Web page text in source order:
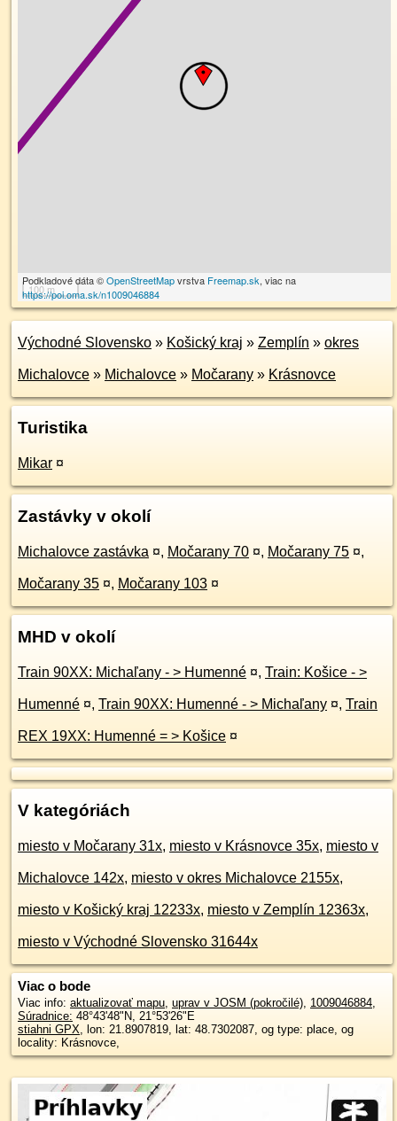
100 m
Podkladové dáta ©OpenStreetMapvrstva Freemap.sk, viac na
https://poi.oma.sk/n1009046884
Východné Slovensko » Košický kraj » Zemplín » okres
Michalovce » Michalovce » Močarany » Krásnovce
Turistika
Mikar ¤
Zastávky v okolí
Michalovce zastávka ¤, Močarany 70 ¤, Močarany 75 ¤,
Močarany 35 ¤, Močarany 103 ¤
MHD v okolí
Train 90XX: Michaľany - > Humenné ¤, Train: Košice - >
Humenné ¤, Train 90XX: Humenné - > Michaľany ¤, Train
REX 19XX: Humenné = > Košice ¤
V kategóriách
miesto v Močarany 31x, miesto v Krásnovce 35x, miesto v
Michalovce 142x, miesto v okres Michalovce 2155x,
miesto v Košický kraj 12233x, miesto v Zemplín 12363x,
miesto v Východné Slovensko 31644x
Viac o bode
Viac info: aktualizovať mapu, uprav v JOSM (pokročilé), 1009046884,
Súradnice: 48°43'48"N, 21°53'26"E
stiahni GPX, lon: 21.8907819, lat: 48.7302087, og type: place, og
locality: Krásnovce,